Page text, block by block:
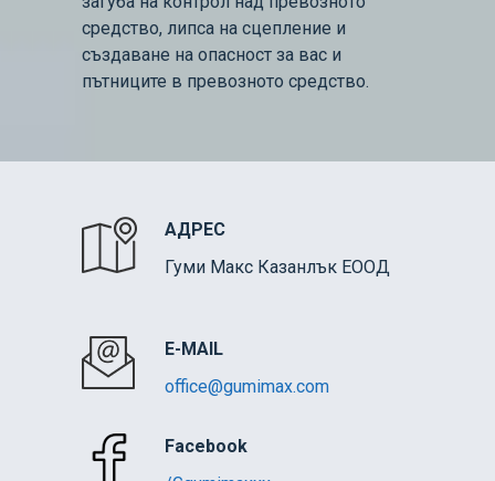
средство, липса на сцепление и
създаване на опасност за вас и
пътниците в превозното средство.
АДРЕС
Гуми Макс Казанлък ЕООД
E-MAIL
office@gumimax.com
Facebook